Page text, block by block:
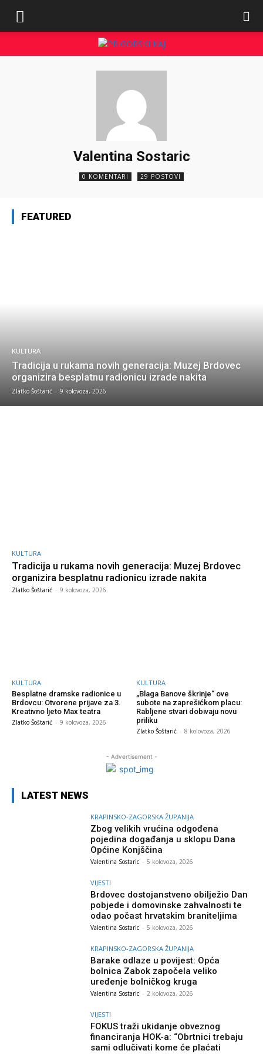
Valentina Sostaric
0 KOMENTARI 29 POSTOVI
FEATURED
KULTURA
Tradicija u rukama novih generacija: Muzej Brdovec
organizira besplatnu radionicu izrade nakita
Zlatko Šoštarić - 9 kolovoza, 2026
KULTURA
Tradicija u rukama novih generacija: Muzej Brdovec
organizira besplatnu radionicu izrade nakita
Zlatko Šoštarić - 9 kolovoza, 2026
KULTURA
Besplatne dramske radionice u
Brdovcu: Otvorene prijave za 3.
Kreativno ljeto Max teatra
Zlatko Šoštarić - 9 kolovoza, 2026
KULTURA
„Blaga Banove škrinje“ ove
subote na zaprešićkom placu:
Rabljene stvari dobivaju novu
priliku
Zlatko Šoštarić - 8 kolovoza, 2026
- Advertisement -
LATEST NEWS
KRAPINSKO-ZAGORSKA ŽUPANIJA
Zbog velikih vrućina odgođena
pojedina događanja u sklopu Dana
Općine Konjščina
Valentina Sostaric - 5 kolovoza, 2026
VIJESTI
Brdovec dostojanstveno obilježio Dan
pobjede i domovinske zahvalnosti te
odao počast hrvatskim braniteljima
Valentina Sostaric - 5 kolovoza, 2026
KRAPINSKO-ZAGORSKA ŽUPANIJA
Barake odlaze u povijest: Opća
bolnica Zabok započela veliko
uređenje bolničkog kruga
Valentina Sostaric - 2 kolovoza, 2026
VIJESTI
FOKUS traži ukidanje obveznog
financiranja HOK-a: “Obrtnici trebaju
sami odlučivati kome će plaćati